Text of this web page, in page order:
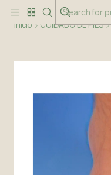
Inicio CUIDADO DE PIES